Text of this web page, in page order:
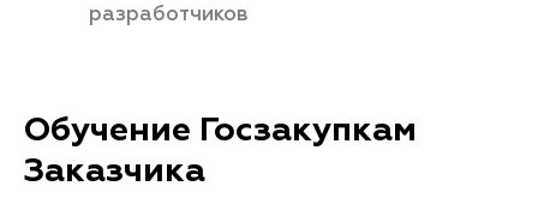
разработчиков
Обучение Госзакупкам
Заказчика